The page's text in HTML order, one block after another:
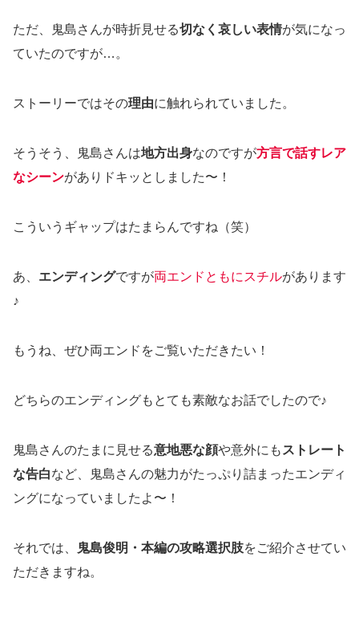
ただ、鬼島さんが時折見せる切なく哀しい表情が気になっ
ていたのですが…。
ストーリーではその理由に触れられていました。
そうそう、鬼島さんは地方出身なのですが方言で話すレア
なシーンがありドキッとしました〜！
こういうギャップはたまらんですね（笑）
あ、 エンディングですが両エンドともにスチルがあります
♪
もうね、ぜひ両エンドをご覧いただきたい！
どちらのエンディングもとても素敵なお話でしたので♪
鬼島さんのたまに見せる意地悪な顔や意外にも ストレート
な告白など、鬼島さんの魅力がたっぷり詰まったエンディ
ングになっていましたよ〜！
それでは、 鬼島俊明・本編の攻略選択肢をご紹介させてい
ただきますね。